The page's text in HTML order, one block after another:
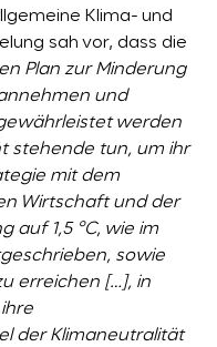
Klima- und
sah vor, dass die
Plan zur Minderung
und
werden
stehende tun, um ihr
mit dem
Wirtschaft und der
auf 1,5 °C, wie im
sowie
erreichen […], in
der Klimaneutralität